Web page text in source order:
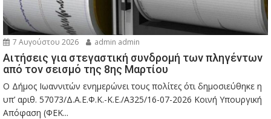
7 Αυγούστου 2026 admin admin
Αιτήσεις για στεγαστική συνδρομή των πληγέντων
από τον σεισμό της 8ης Μαρτίου
Ο Δήμος Ιωαννιτών ενημερώνει τους πολίτες ότι δημοσιεύθηκε η
υπ’ αριθ. 57073/Δ.Α.Ε.Φ.Κ.-Κ.Ε./Α325/16-07-2026 Κοινή Υπουργική
Απόφαση (ΦΕΚ...